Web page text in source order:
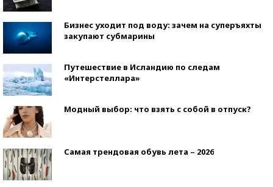
Бизнес уходит под воду: зачем на суперъяхты
закупают субмарины
Путешествие в Исландию по следам
«Интерстеллара»
Модный выбор: что взять с собой в отпуск?
Самая трендовая обувь лета – 2026